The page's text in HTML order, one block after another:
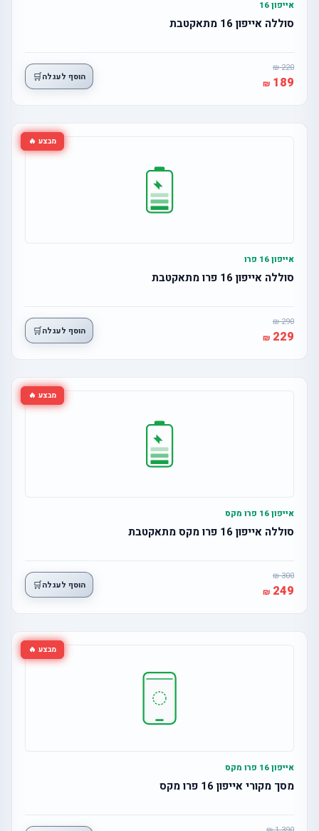
אייפון 16
סוללה אייפון 16 מתאקטבת
220
189 הוסף לעגלה🛒
מבצע 🔥
אייפון 16 פרו
סוללה אייפון 16 פרו מתאקטבת
290
229 הוסף לעגלה🛒
מבצע 🔥
אייפון 16 פרו מקס
סוללה אייפון 16 פרו מקס מתאקטבת
300
249 הוסף לעגלה🛒
מבצע 🔥
אייפון 16 פרו מקס
מסך מקורי אייפון 16 פרו מקס